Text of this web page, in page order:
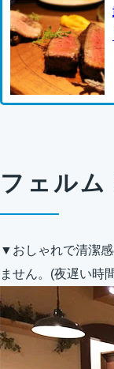
フェル
▼おしゃれで清潔
ません。(夜遅い時